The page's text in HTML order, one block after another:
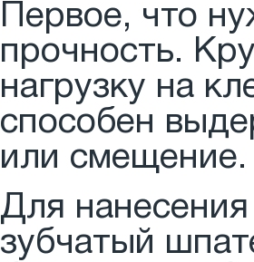
Первое, что
прочность.
нагрузку на
способен
или смещение.
Для нанесения
зубчатый